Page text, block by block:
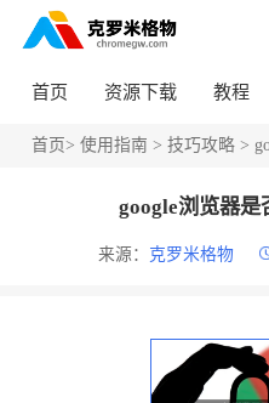
首页 资源下载 教程
首页> 使用指南 > 技巧攻略>
google浏览器是
来源： 克罗米格物